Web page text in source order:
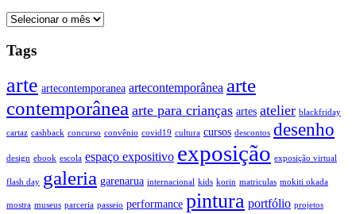
Tags
arte artecontemporanea artecontemporânea arte
contemporânea arte para crianças artes atelier blackfriday
cartaz cashback concurso convênio covid19 cultura cursos descontos desenho
design ebook escola espaço expositivo exposição exposição virtual
flash day galeria garenarua internacional kids korin matriculas mokiti okada
mostra museus parceria passeio performance pintura portfólio projetos